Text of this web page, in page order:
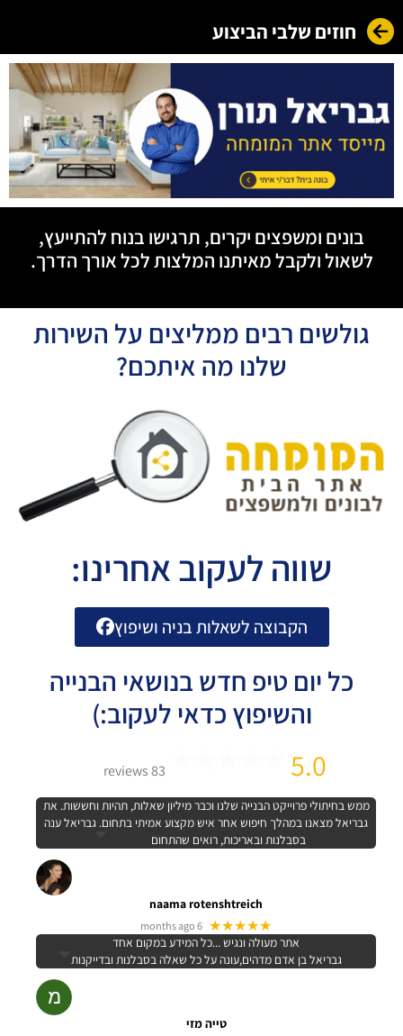
חוזים שלבי הביצוע
בונים ומשפצים יקרים, תרגישו בנוח להתייעץ,
לשאול ולקבל מאיתנו המלצות לכל אורך הדרך.
גולשים רבים ממליצים על השירות
שלנו מה איתכם?
שווה לעקוב אחרינו:
הקבוצה לשאלות בניה ושיפוץ
כל יום טיפ חדש בנושאי הבנייה
והשיפוץ כדאי לעקוב:)
5.0
83 reviews
ממש בחיתולי פרוייקט הבנייה שלנו וכבר מיליון שאלות, תהיות וחששות. את
גבריאל מצאנו במהלך חיפוש אחר איש מקצוע אמיתי בתחום. גבריאל ענה
בסבלנות ובאריכות, רואים שהתחום
naama rotenshtreich
★★★★★
6 months ago
אתר מעולה ונגיש ...כל המידע במקום אחד
גבריאל בן אדם מדהים,עונה על כל שאלה בסבלנות ובדייקנות
טייה מזי